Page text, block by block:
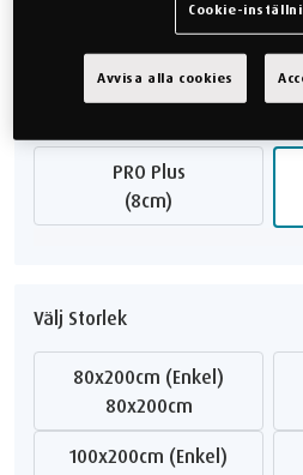
PRO Plus
(8cm)
Välj Storlek
80x200cm (Enkel)
80x200cm
100x200cm (Enkel)
Cookie-
Avvisa alla cookies